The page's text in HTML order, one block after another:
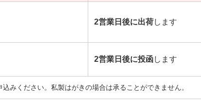
2営業日後に出荷します
2営業日後に投函します
みください。私製はがきの場合は承ることができません。